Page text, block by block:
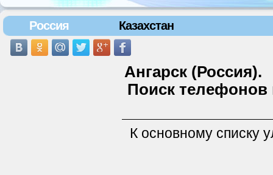
Россия Казахстан
Ангарск
Поиск
К основному списку